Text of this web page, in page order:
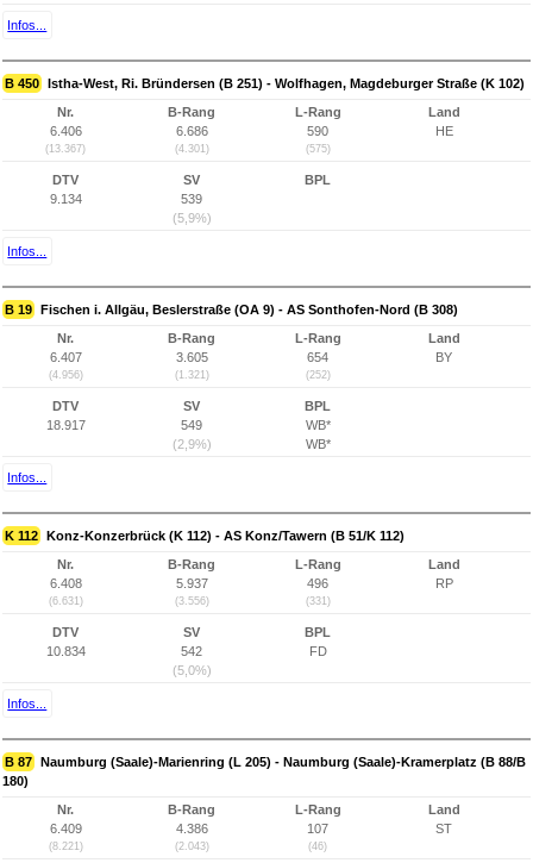
Infos...
B 450 Istha-West, Ri. Bründersen (B 251) - Wolfhagen, Magdeburger Straße (K 102)
Nr.
6.406
(13.367)
B-Rang
6.686
(4.301)
L-Rang
590
(575)
Land
HE
DTV
9.134
SV
539
(5,9%)
BPL
Infos...
B 19 Fischen i. Allgäu, Beslerstraße (OA 9) - AS Sonthofen-Nord (B 308)
Nr.
6.407
(4.956)
B-Rang
3.605
(1.321)
L-Rang
654
(252)
Land
BY
DTV
18.917
SV
549
(2,9%)
BPL
WB*
WB*
Infos...
K 112 Konz-Konzerbrück (K 112) - AS Konz/Tawern (B 51/K 112)
Nr.
6.408
(6.631)
B-Rang
5.937
(3.556)
L-Rang
496
(331)
Land
RP
DTV
10.834
SV
542
(5,0%)
BPL
FD
Infos...
B 87 Naumburg (Saale)-Marienring (L 205) - Naumburg (Saale)-Kramerplatz (B 88/B
180)
Nr.
6.409
(8.221)
B-Rang
4.386
(2.043)
L-Rang
107
(46)
Land
ST